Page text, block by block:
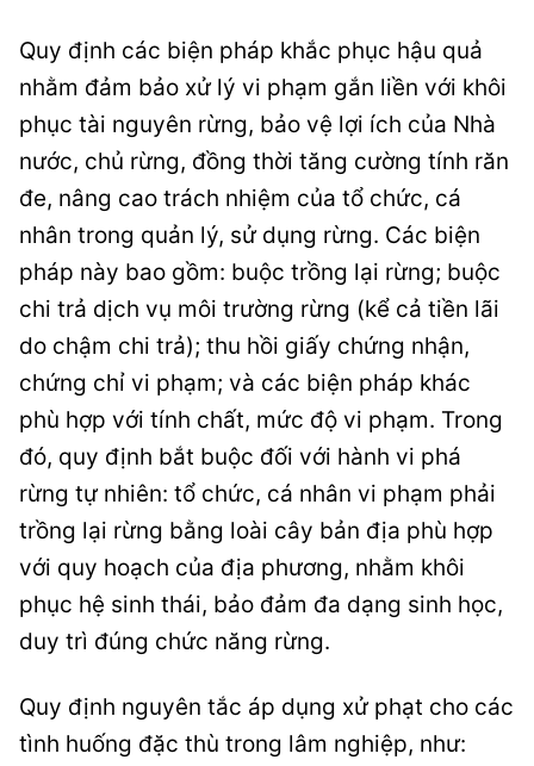
Quy định các biện pháp khắc phục hậu quả
nhằm đảm bảo xử lý vi phạm gắn liền với khôi
phục tài nguyên rừng, bảo vệ lợi ích của Nhà
nước, chủ rừng, đồng thời tăng cường tính răn
đe, nâng cao trách nhiệm của tổ chức, cá
nhân trong quản lý, sử dụng rừng. Các biện
pháp này bao gồm: buộc trồng lại rừng; buộc
chi trả dịch vụ môi trường rừng (kể cả tiền lãi
do chậm chi trả); thu hồi giấy chứng nhận,
chứng chỉ vi phạm; và các biện pháp khác
phù hợp với tính chất, mức độ vi phạm. Trong
đó, quy định bắt buộc đối với hành vi phá
rừng tự nhiên: tổ chức, cá nhân vi phạm phải
trồng lại rừng bằng loài cây bản địa phù hợp
với quy hoạch của địa phương, nhằm khôi
phục hệ sinh thái, bảo đảm đa dạng sinh học,
duy trì đúng chức năng rừng.
Quy định nguyên tắc áp dụng xử phạt cho các
tình huống đặc thù trong lâm nghiệp, như: